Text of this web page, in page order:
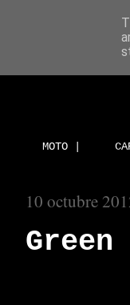
MOTO |
10 octubre